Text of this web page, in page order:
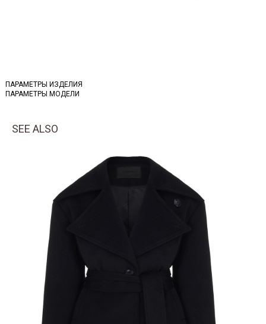
ПАРАМЕТРЫ ИЗДЕЛИЯ
ПАРАМЕТРЫ МОДЕЛИ
SEE ALSO